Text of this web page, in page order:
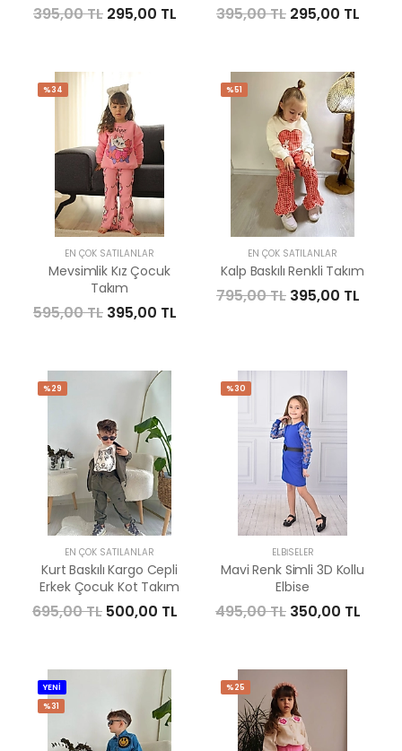
395,00 TL 295,00 TL 395,00 TL 295,00 TL
%34
EN ÇOK SATILANLAR
Mevsimlik Kız Çocuk
Takım
595,00 TL 395,00 TL
%51
EN ÇOK SATILANLAR
Kalp Baskılı Renkli Takım
795,00 TL 395,00 TL
%29
EN ÇOK SATILANLAR
Kurt Baskılı Kargo Cepli
Erkek Çocuk Kot Takım
695,00 TL 500,00 TL
%30
ELBISELER
Mavi Renk Simli 3D Kollu
Elbise
495,00 TL 350,00 TL
YENİ
%31
%25